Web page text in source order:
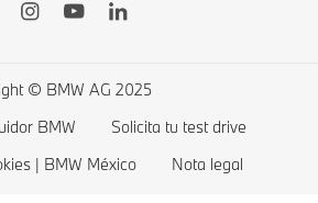
© BMW AG 2025
BMW
Solicita tu test drive
| BMW México
Nota legal